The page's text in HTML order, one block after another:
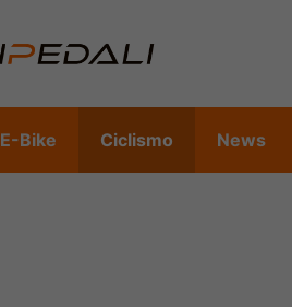
E-Bike Ciclismo News